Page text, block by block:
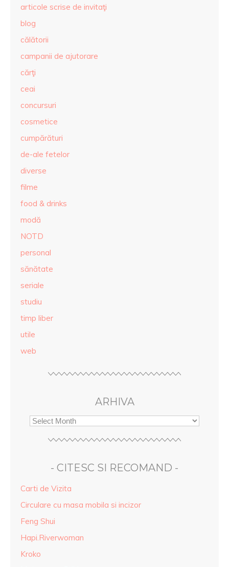
articole scrise de invitaţi
blog
călătorii
campanii de ajutorare
cărţi
ceai
concursuri
cosmetice
cumpărături
de-ale fetelor
diverse
filme
food & drinks
modă
NOTD
personal
sănătate
seriale
studiu
timp liber
utile
web
ARHIVA
- CITESC SI RECOMAND -
Carti de Vizita
Circulare cu masa mobila si incizor
Feng Shui
Hapi.Riverwoman
Kroko